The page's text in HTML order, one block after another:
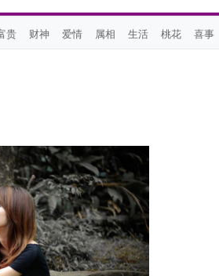
贵 财神 爱情 属相 生活 桃花 喜事